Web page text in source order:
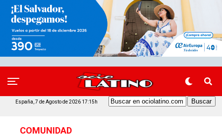
España, 7 de Agosto de 2026 17:15h
COMUNIDAD